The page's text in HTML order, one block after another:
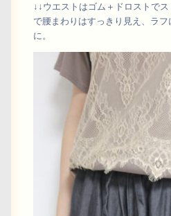
↓↓ウエストはゴム＋ドロストで
で腰まわりはすっきり見え、ラ
に。